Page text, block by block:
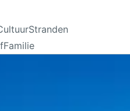
Stranden
Familie